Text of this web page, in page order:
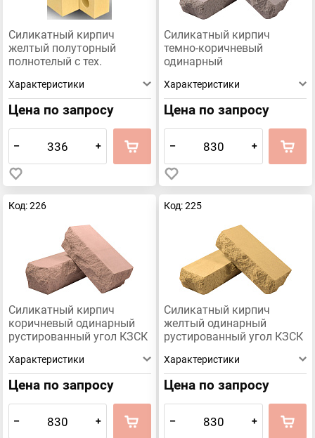
Силикатный кирпич
желтый полуторный
полнотелый с тех.
Характеристики
Цена по запросу
– +
Силикатный кирпич
темно-коричневый
одинарный
Характеристики
Цена по запросу
– +
Код: 226
Силикатный кирпич
коричневый одинарный
рустированный угол КЗСК
Характеристики
Цена по запросу
– +
Код: 225
Силикатный кирпич
желтый одинарный
рустированный угол КЗСК
Характеристики
Цена по запросу
– +